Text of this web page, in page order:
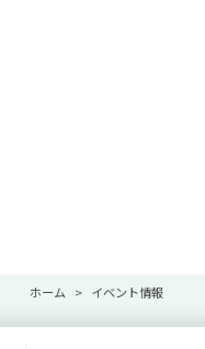
ホーム イベント情報